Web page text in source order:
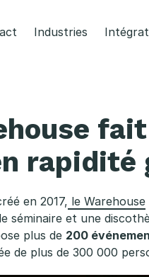
Industries
rapidité
en 2017, le Warehouse
séminaire et une
plus de 200
de plus de 300 000